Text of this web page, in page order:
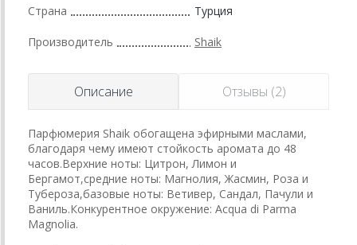
Страна Турция
Производитель Shaik
Описание Отзывы (2)
Парфюмерия Shaik обогащена эфирными маслами,
благодаря чему имеют стойкость аромата до 48
часов.Верхние ноты: Цитрон, Лимон и
Бергамот,средние ноты: Магнолия, Жасмин, Роза и
Тубероза,базовые ноты: Ветивер, Сандал, Пачули и
Ваниль.Конкурентное окружение: Acqua di Parma
Magnolia.